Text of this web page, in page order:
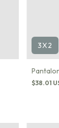
3X2
$38.01